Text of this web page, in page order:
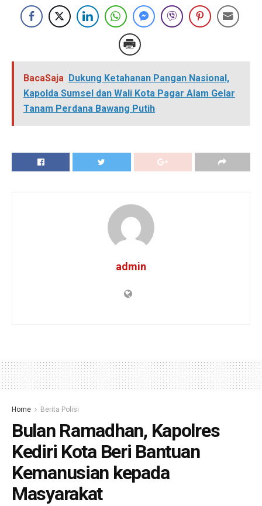
BacaSaja Dukung Ketahanan Pangan Nasional,
Kapolda Sumsel dan Wali Kota Pagar Alam Gelar
Tanam Perdana Bawang Putih
admin
Home Berita Polisi
Bulan Ramadhan, Kapolres
Kediri Kota Beri Bantuan
Kemanusian kepada
Masyarakat